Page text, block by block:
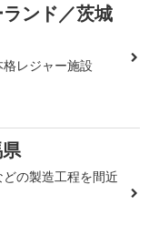
ンド／茨城
レジャー施設
の製造工程を間近